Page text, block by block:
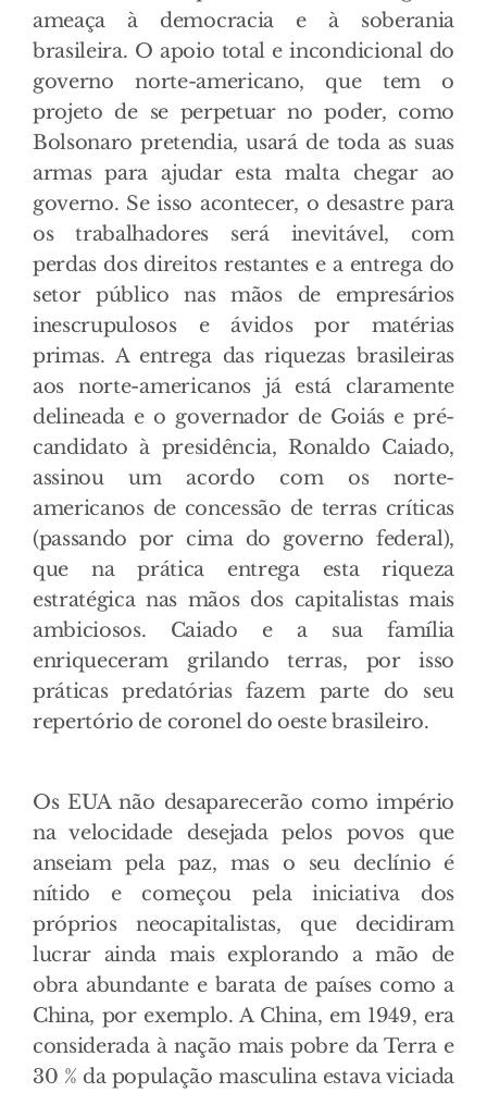
ameaça à democracia e à soberania
brasileira. O apoio total e incondicional do
governo norte-americano, que tem o
projeto de se perpetuar no poder, como
Bolsonaro pretendia, usará de toda as suas
armas para ajudar esta malta chegar ao
governo. Se isso acontecer, o desastre para
os trabalhadores será inevitável, com
perdas dos direitos restantes e a entrega do
setor público nas mãos de empresários
inescrupulosos e ávidos por matérias
primas. A entrega das riquezas brasileiras
aos norte-americanos já está claramente
delineada e o governador de Goiás e pré-
candidato à presidência, Ronaldo Caiado,
assinou um acordo com os norte-
americanos de concessão de terras críticas
(passando por cima do governo federal),
que na prática entrega esta riqueza
estratégica nas mãos dos capitalistas mais
ambiciosos. Caiado e a sua família
enriqueceram grilando terras, por isso
práticas predatórias fazem parte do seu
repertório de coronel do oeste brasileiro.
Os EUA não desaparecerão como império
na velocidade desejada pelos povos que
anseiam pela paz, mas o seu declínio é
nítido e começou pela iniciativa dos
próprios neocapitalistas, que decidiram
lucrar ainda mais explorando a mão de
obra abundante e barata de países como a
China, por exemplo. A China, em 1949, era
considerada à nação mais pobre da Terra e
30 % da população masculina estava viciada